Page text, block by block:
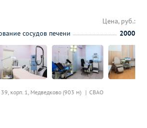
корп. 1, Медведково (903 м) СВАО
Цена, руб.:
сосудов печени
2000